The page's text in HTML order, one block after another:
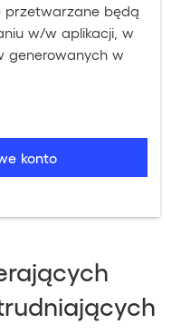
przetwarzane będą
w/w aplikacji, w
generowanych w
konto